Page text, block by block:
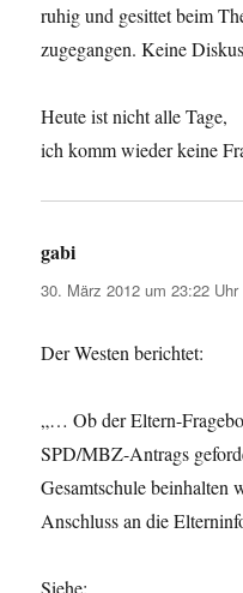
ruhig und gesittet beim
zugegangen. Keine
Heute ist nicht alle Tage,
ich komm wieder keine
gabi
30. März 2012 um 23:22 Uhr
Der Westen berichtet:
„… Ob der Eltern-
SPD/MBZ-Antrags
Gesamtschule
Anschluss an die